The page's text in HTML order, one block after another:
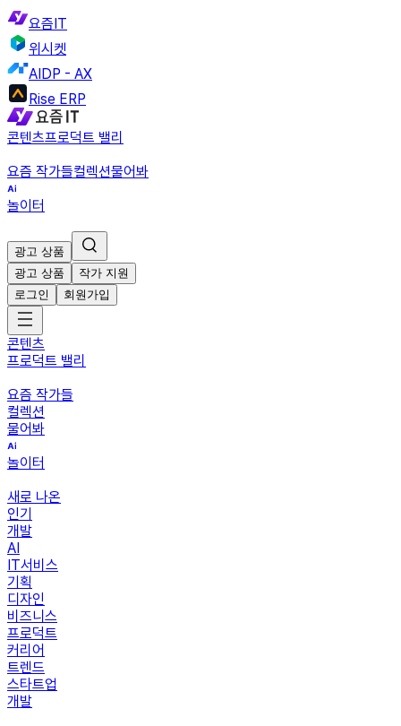
요즘IT
위시켓
AIDP - AX
Rise ERP
콘텐츠프로덕트 밸리
요즘 작가들컬렉션물어봐
놀이터
광고 상품
광고 상품
작가 지원
로그인
회원가입
콘텐츠
프로덕트 밸리
요즘 작가들
컬렉션
물어봐
놀이터
새로 나온
인기
개발
AI
IT서비스
기획
디자인
비즈니스
프로덕트
커리어
트렌드
스타트업
개발